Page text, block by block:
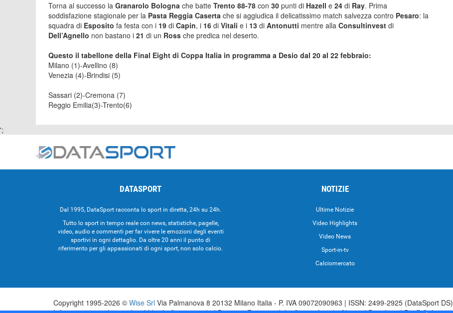
Torna al successo la Granarolo Bologna che batte Trento 88-78 con 30 punti di Hazell e 24 di Ray. Prima
soddisfazione stagionale per la Pasta Reggia Caserta che si aggiudica il delicatissimo match salvezza contro Pesaro: la
squadra di Esposito fa festa con i 19 di Capin, i 16 di Vitali e i 13 di Antonutti mentre alla Consultinvest di
Dell’Agnello non bastano i 21 di un Ross che predica nel deserto.
Questo il tabellone della Final Eight di Coppa Italia in programma a Desio dal 20 al 22 febbraio:
Milano (1)-Avellino (8)
Venezia (4)-Brindisi (5)
Sassari (2)-Cremona (7)
Reggio Emilia(3)-Trento(6)
';
DATASPORT
Dal 1995, DataSport racconta lo sport in diretta, 24h su 24h.
Tutto lo sport in tempo reale con news, statistiche, pagelle,
video, audio e commenti per far vivere le emozioni degli eventi
sportivi in ogni dettaglio. Da oltre 20 anni il punto di
riferimento per gli appassionati di ogni sport, non solo calcio.
NOTIZIE
Ultime Notizie
Video Highlights
Video News
Sport-in-tv
Calciomercato
Copyright 1995-2026 © Wise Srl Via Palmanova 8 20132 Milano Italia - P. IVA 09072090963 | ISSN: 2499-2925 (DataSport DS)